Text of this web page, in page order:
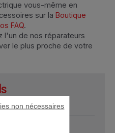
vous-même en
sur la Boutique
FAQ.
l'un de nos réparateurs
le plus proche de votre
non nécessaires